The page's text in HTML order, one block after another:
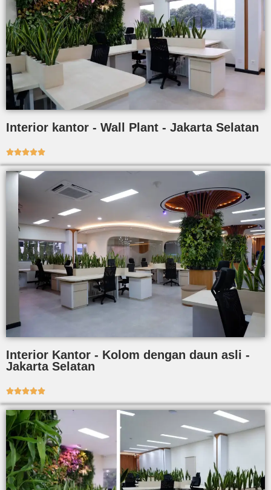
Interior kantor - Wall Plant - Jakarta Selatan

Interior Kantor - Kolom dengan daun asli -
Jakarta Selatan
